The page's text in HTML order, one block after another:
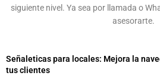
siguiente nivel. Ya sea por llamada o
asesorarte.
Señaleticas para locales: Mejora la
tus clientes